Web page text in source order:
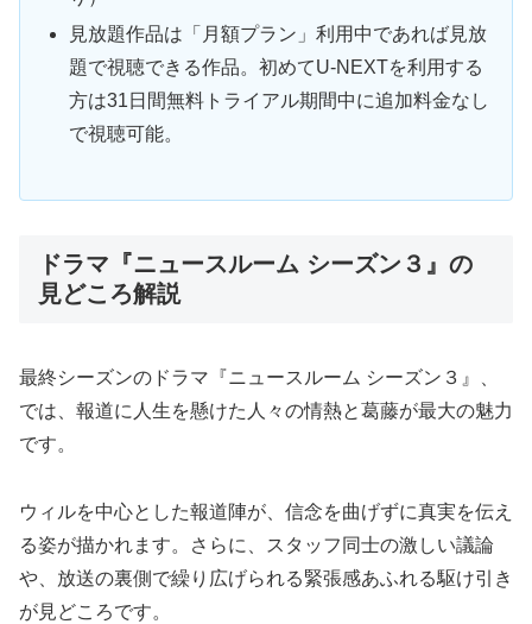
見放題作品は「月額プラン」利用中であれば見放
題で視聴できる作品。初めてU-NEXTを利用する
方は31日間無料トライアル期間中に追加料金なし
で視聴可能。
ドラマ『ニュースルーム シーズン３』の
見どころ解説
最終シーズンのドラマ『ニュースルーム シーズン３』、
では、報道に人生を懸けた人々の情熱と葛藤が最大の魅力
です。
ウィルを中心とした報道陣が、信念を曲げずに真実を伝え
る姿が描かれます。さらに、スタッフ同士の激しい議論
や、放送の裏側で繰り広げられる緊張感あふれる駆け引き
が見どころです。